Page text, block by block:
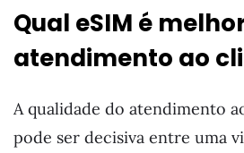
Qual eSIM é
atendimento ao
A qualidade do atendimento
pode ser decisiva entre uma